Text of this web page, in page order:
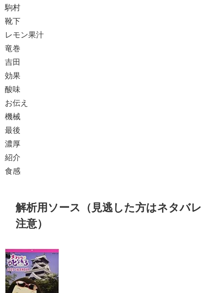
駒村
靴下
レモン果汁
竜巻
吉田
効果
酸味
お伝え
機械
最後
濃厚
紹介
食感
解析用ソース（見逃した方はネタバレ
注意）